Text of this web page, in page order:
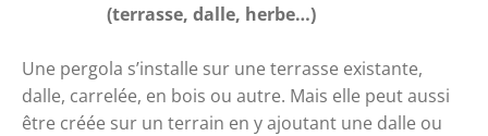
(terrasse, dalle, herbe…)
Une pergola s’installe sur une terrasse existante,
dalle, carrelée, en bois ou autre. Mais elle peut aussi
être créée sur un terrain en y ajoutant une dalle ou